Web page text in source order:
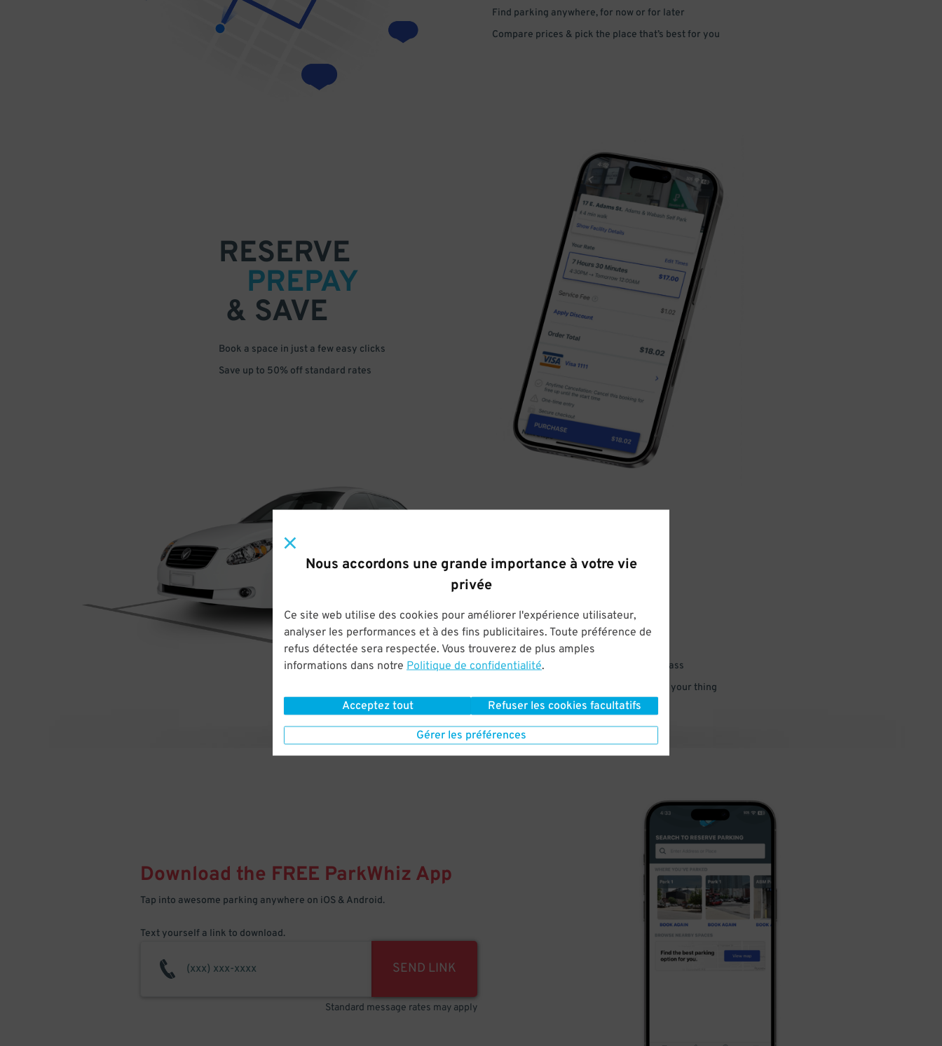
Nous accordons une grande importance à votre vie
privée
Ce site web utilise des cookies pour améliorer l'expérience utilisateur,
analyser les performances et à des fins publicitaires. Toute préférence de
refus détectée sera respectée. Vous trouverez de plus amples
informations dans notre Politique de confidentialité.
Acceptez tout Refuser les cookies facultatifs
Gérer les préférences
Find parking anywhere, for now or for later
Compare prices & pick the place that’s best for you
RESERVE
PREPAY
& SAVE
Book a space in just a few easy clicks
Save up to 50% off standard rates
DRIVE
ARRIVE
& PARK
Enter easily with your mobile parking pass
Your space is waiting – pull in and go do your thing
Download the FREE ParkWhiz App
Tap into awesome parking anywhere on iOS & Android.
Text yourself a link to download.
SEND LINK
Standard message rates may apply